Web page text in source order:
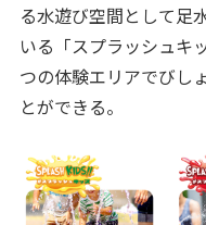
る水遊び空間として足
いる「スプラッシュキ
つの体験エリアでびし
とができる。